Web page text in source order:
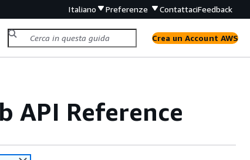
Italiano Preferenze ContattaciFeedback
Crea un Account AWS
API Reference